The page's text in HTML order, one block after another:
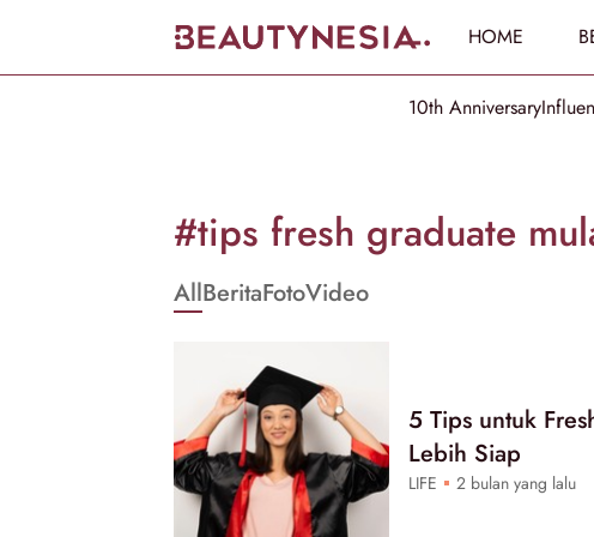
HOME
10th Anniversary
[GET_DATA_TITLE]
Beautynesia
#tips fresh graduate
AllBeritaFotoVideo
5 Tips untuk
Lebih Siap
LIFE 2 bulan yang lalu